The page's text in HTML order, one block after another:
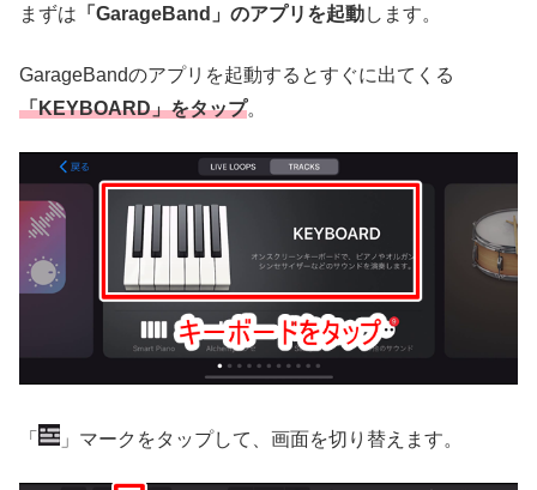
まずは 「GarageBand」のアプリを起動します。
GarageBandのアプリを起動するとすぐに出てくる
「KEYBOARD」をタップ。
「 」マークをタップして、画面を切り替えます。